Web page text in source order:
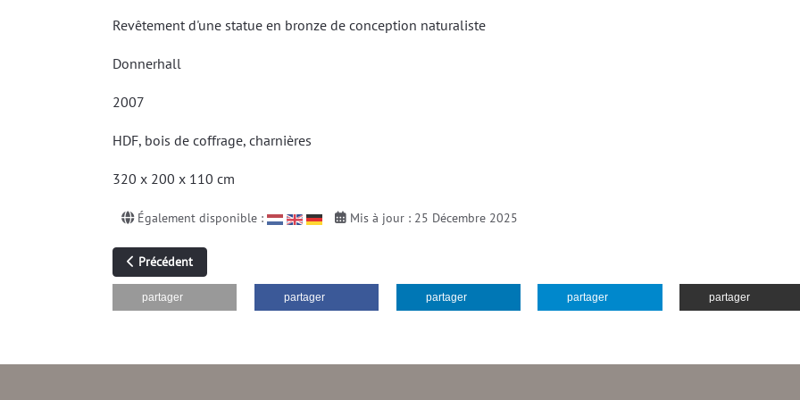
Revêtement d'une statue en bronze de conception naturaliste
Donnerhall
2007
HDF, bois de coffrage, charnières
320 x 200 x 110 cm
Également disponible : Mis à jour : 25 Décembre 2025
Article précédent : BOX 07-10
Précédent
partager partager partager partager partager